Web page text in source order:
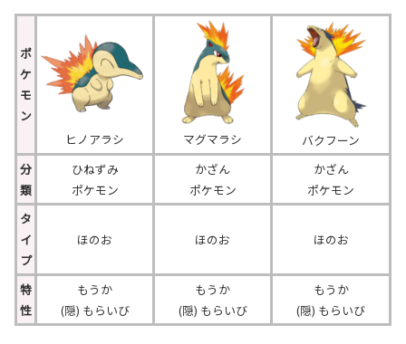
ポ
ケ
モ
ン
ヒノアラシ
マグマラシ
バクフーン
分
類
ひねずみ
ポケモン
かざん
ポケモン
かざん
ポケモン
タ
イ
プ
ほのお ほのお ほのお
特
性
もうか
(隠) もらいび
もうか
(隠) もらいび
もうか
(隠) もらいび